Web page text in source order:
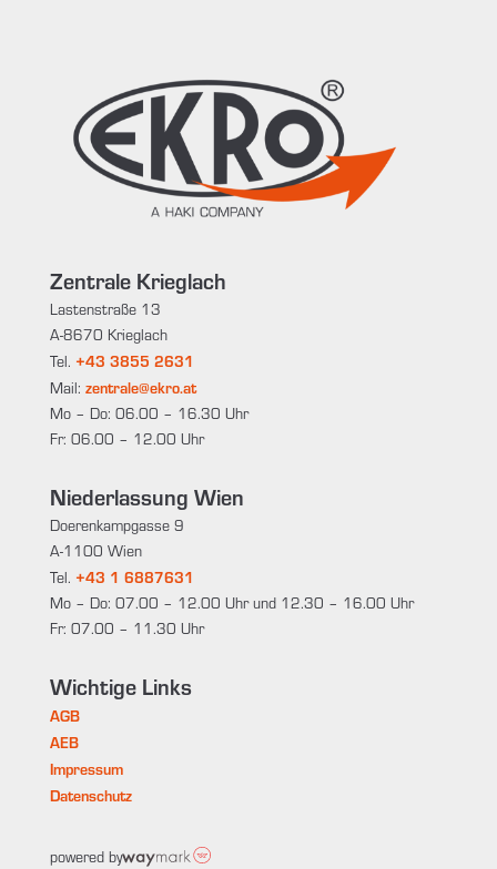
Zentrale Krieglach
Lastenstraße 13
A-8670 Krieglach
Tel. +43 3855 2631
Mail: zentrale@ekro.at
Mo – Do: 06.00 – 16.30 Uhr
Fr: 06.00 – 12.00 Uhr
Niederlassung Wien
Doerenkampgasse 9
A-1100 Wien
Tel. +43 1 6887631
Mo – Do: 07.00 – 12.00 Uhr und 12.30 – 16.00 Uhr
Fr: 07.00 – 11.30 Uhr
Wichtige Links
AGB
AEB
Impressum
Datenschutz
powered by